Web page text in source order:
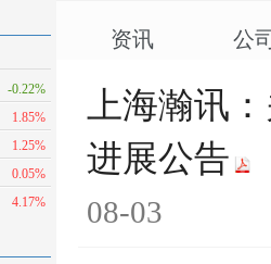
-0.22%
1.85%
1.25%
0.05%
4.17%
资讯 公
上海瀚讯
进展公告
08-03